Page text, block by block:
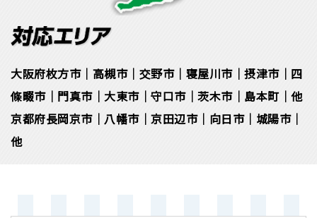
大阪府枚方市｜高槻市｜交野市｜寝屋川市｜摂津市｜四
條畷市｜門真市｜大東市｜守口市｜茨木市｜島本町｜他
京都府長岡京市｜八幡市｜京田辺市｜向日市｜城陽市｜
他